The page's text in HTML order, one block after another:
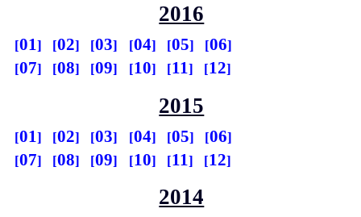
2016
01 02 03 04 05
06
07
08 09 10 11 12
2015
01 02 03 04 05
06
07
08 09 10 11 12
2014